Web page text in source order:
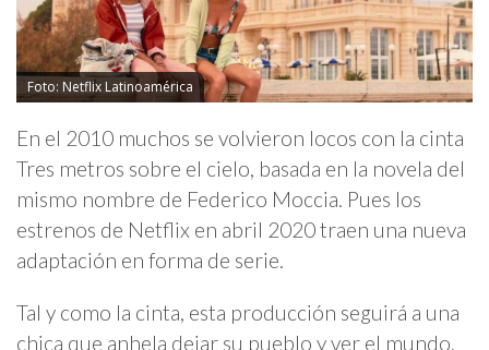
Foto: Netflix Latinoamérica
En el 2010 muchos se volvieron locos con la cinta
Tres metros sobre el cielo, basada en la novela del
mismo nombre de Federico Moccia. Pues los
estrenos de Netflix en abril 2020 traen una nueva
adaptación en forma de serie.
Tal y como la cinta, esta producción seguirá a una
chica que anhela dejar su pueblo y ver el mundo.